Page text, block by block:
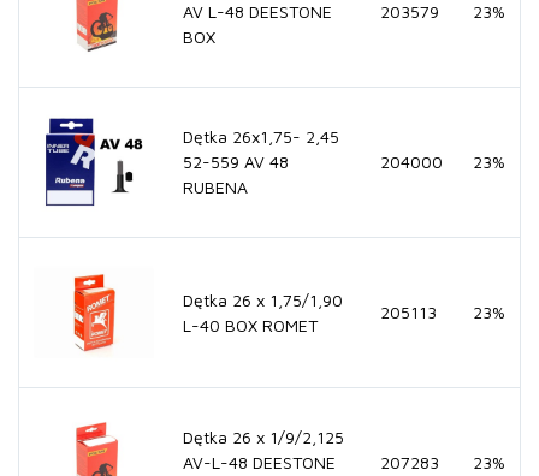
AV L-48 DEESTONE
BOX
203579 23%
Dętka 26x1,75- 2,45
52-559 AV 48
RUBENA
204000 23%
Dętka 26 x 1,75/1,90
L-40 BOX ROMET
205113 23%
Dętka 26 x 1/9/2,125
AV-L-48 DEESTONE
207283 23%